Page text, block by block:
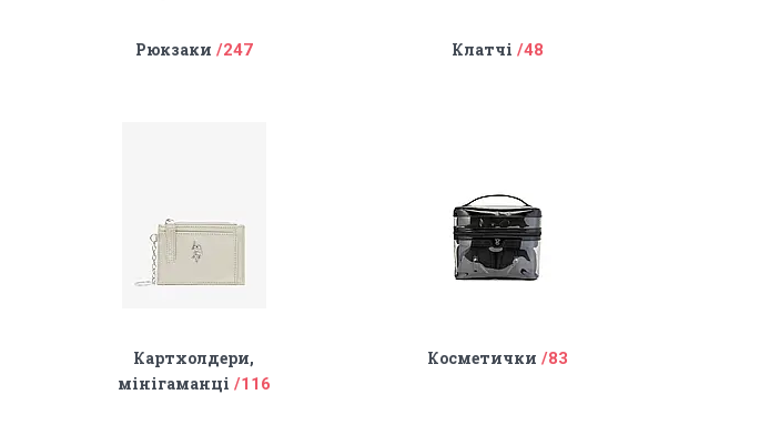
Рюкзаки 247 Клатчі 48
Картхолдери,
мінігаманці
116
Косметички 83